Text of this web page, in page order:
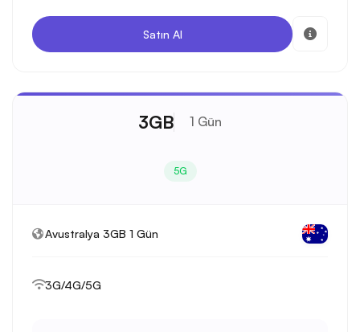
Satın Al
3GB 1 Gün
5G
Avustralya 3GB 1 Gün
3G/4G/5G